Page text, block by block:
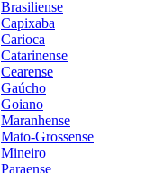
Brasiliense
Capixaba
Carioca
Catarinense
Cearense
Gaúcho
Goiano
Maranhense
Mato-Grossense
Mineiro
Paraense